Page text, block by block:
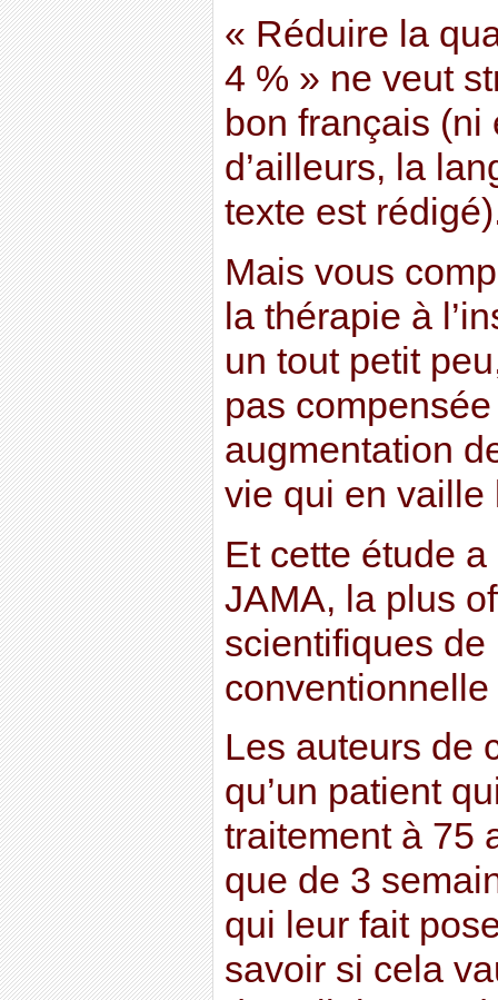
« Réduire la
4 % » ne veut
bon français
d’ailleurs, la
texte est
Mais vous
la thérapie à
un tout petit
pas
augmentation
vie qui en vaille
Et cette étude
JAMA, la plus
scientifiques
conventionnelle
Les auteurs de
qu’un patient
traitement à 75
que de 3
qui leur fait
savoir si cela